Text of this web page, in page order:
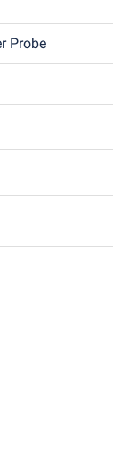
Probe